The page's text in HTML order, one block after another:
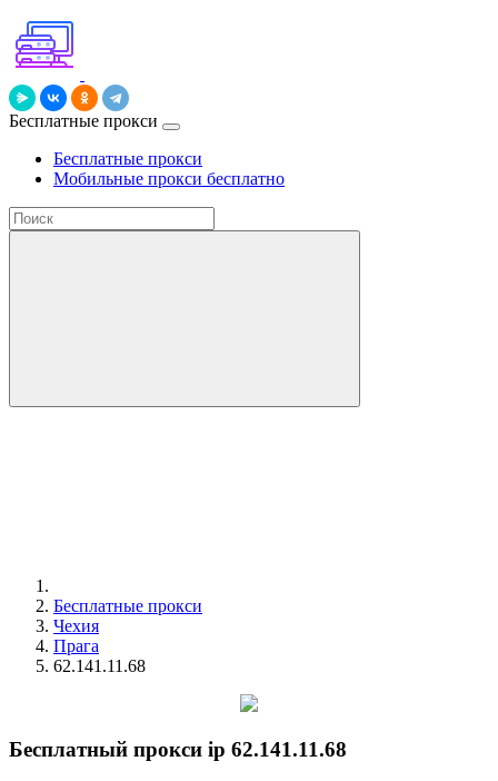
Бесплатные прокси
Бесплатные прокси
Мобильные прокси бесплатно
Бесплатные прокси
Чехия
Прага
62.141.11.68
Бесплатный прокси ip 62.141.11.68